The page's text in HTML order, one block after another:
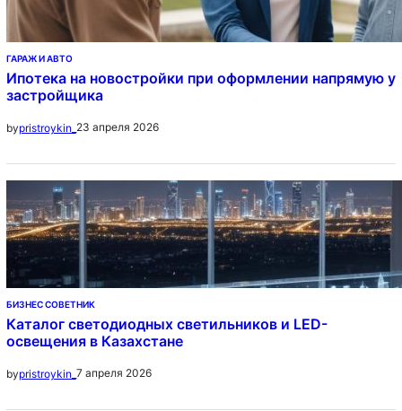
ГАРАЖ И АВТО
Ипотека на новостройки при оформлении напрямую у
застройщика
bypristroykin_ 23 апреля 2026
БИЗНЕС СОВЕТНИК
Каталог светодиодных светильников и LED-
освещения в Казахстане
bypristroykin_ 7 апреля 2026